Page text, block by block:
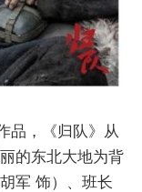
品，《归队》从
的东北大地为背
军 饰）、班长